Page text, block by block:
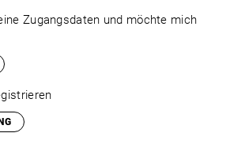
Zugangsdaten und möchte mich